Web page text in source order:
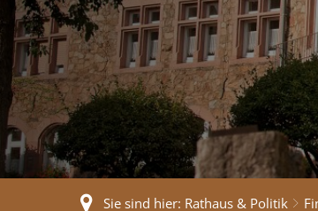
Sie sind hier: Rathaus & Politik